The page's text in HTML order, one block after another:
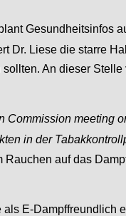
Gesundheitsinfos
Dr. Liese die starre
An dieser Stelle
Commission meeting
in der
auf das
E-Dampffreundlich